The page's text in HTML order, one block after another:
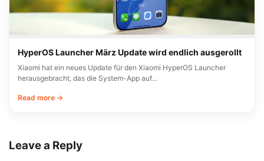
HyperOS Launcher März Update wird endlich ausgerollt
Xiaomi hat ein neues Update für den Xiaomi HyperOS Launcher
herausgebracht, das die System-App auf…
Read more →
Leave a Reply